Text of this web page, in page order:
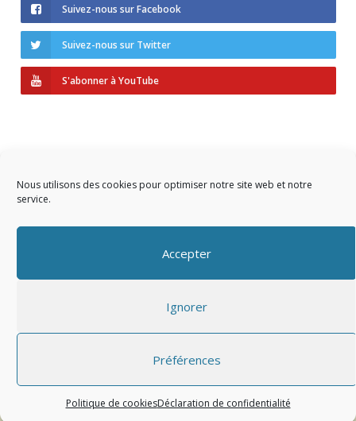
Nous utilisons des cookies pour optimiser notre site web et notre
service.
Accepter
Ignorer
Préférences
Politique de cookiesDéclaration de confidentialité
Suivez-nous sur Facebook
Suivez-nous sur Twitter
S'abonner à YouTube
Copyright © 2023 AIDF
Présentation